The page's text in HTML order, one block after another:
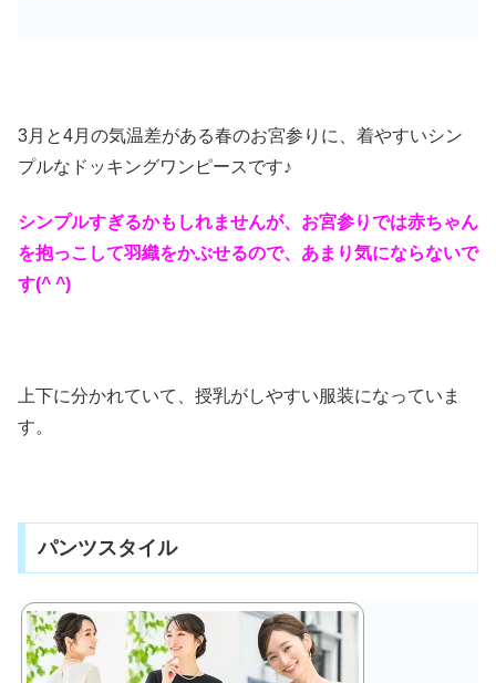
3月と4月の気温差がある春のお宮参りに、着やすいシン
プルなドッキングワンピースです♪
シンプルすぎるかもしれませんが、お宮参りでは赤ちゃん
を抱っこして羽織をかぶせるので、あまり気にならないで
す(^ ^)
上下に分かれていて、授乳がしやすい服装になっていま
す。
パンツスタイル